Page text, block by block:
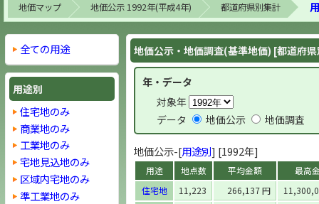
地価マップ 地価公示 1992年(平成4年) 都道府県別集計
地価公示・地価調査(基準地価) [都道府
年・データ
対象年
データ
地価公示 地価調査
地価公示-[用途別] [1992年]
用途 地点数 平均金額
最高
住宅地
11,223 266,137 円
全ての用途
用途別
住宅地のみ
商業地のみ
工業地のみ
宅地見込地のみ
区域内宅地のみ
準工業地のみ